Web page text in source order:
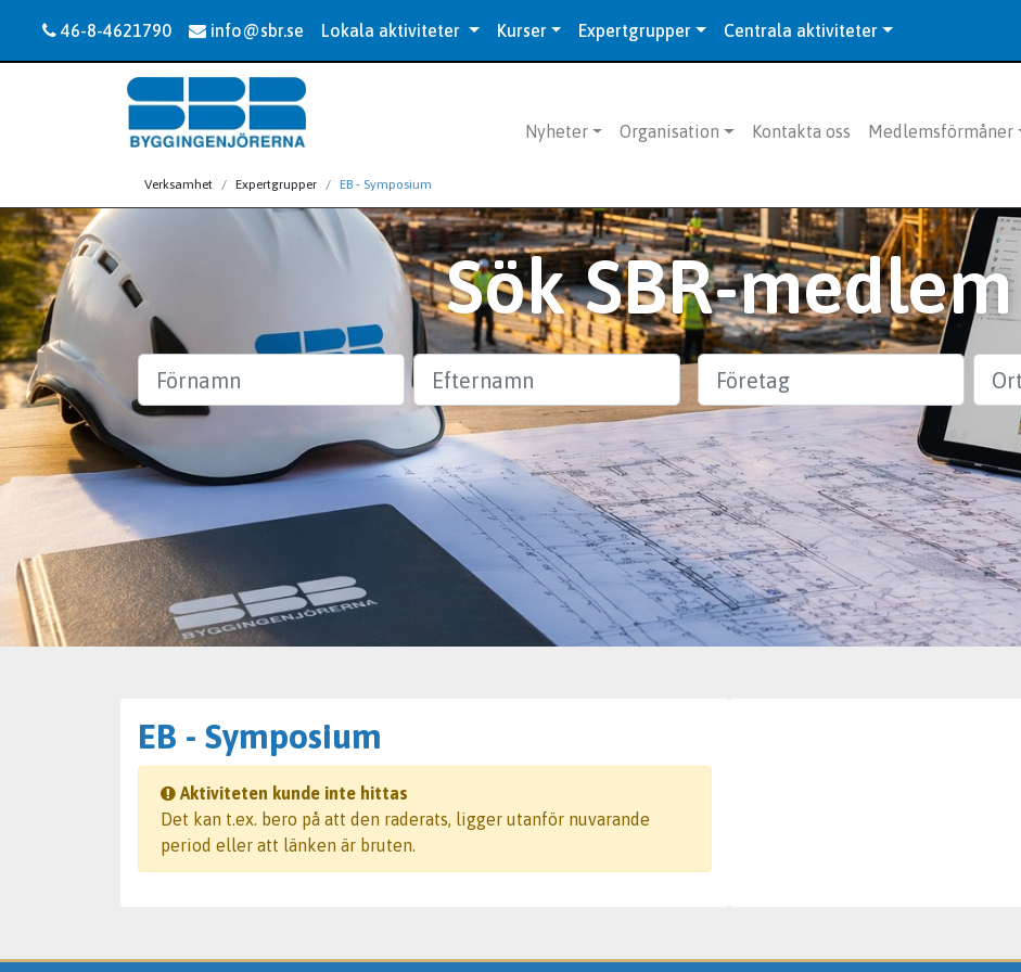
46-8-4621790 info@sbr.se Lokala aktiviteter Kurser Expertgrupper Centrala aktiviteter
Nyheter Organisation Kontakta oss Medlemsförmåner
Verksamhet Expertgrupper EB - Symposium
Sök SBR-medlem
Efternamn Företag
EB - Symposium
Aktiviteten kunde inte hittas
Det kan t.ex. bero på att den raderats, ligger utanför nuvarande
period eller att länken är bruten.